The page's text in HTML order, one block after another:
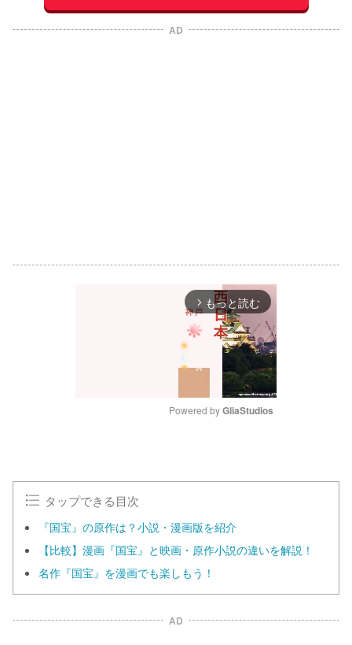
AD
arrow_forward_ios もっと読む
Powered by GliaStudios
タップできる目次
『国宝』の原作は？小説・漫画版を紹介
【比較】漫画『国宝』と映画・原作小説の違いを解説！
名作『国宝』を漫画でも楽しもう！
AD